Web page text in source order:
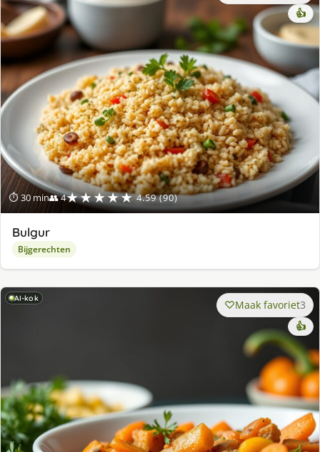
⏱ 30 min👥 4★★★★★ 4.59 (90)
👍
Bulgur
Bijgerechten
AI-kok Maak favoriet3
👍